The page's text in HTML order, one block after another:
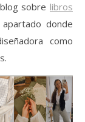
sobre libros
donde
como